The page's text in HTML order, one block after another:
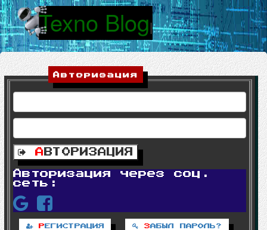
Texno Blog|
Авторизация
А ВТОРИЗАЦИЯ
Авторизация через соц.
сеть:
Р ЕГИСТРАЦИЯ ЗАБЫЛ ПАРОЛЬ?